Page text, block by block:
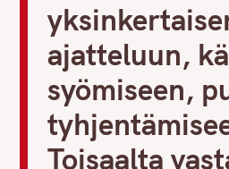
ajatteluun,
syömiseen,
Toisaalta